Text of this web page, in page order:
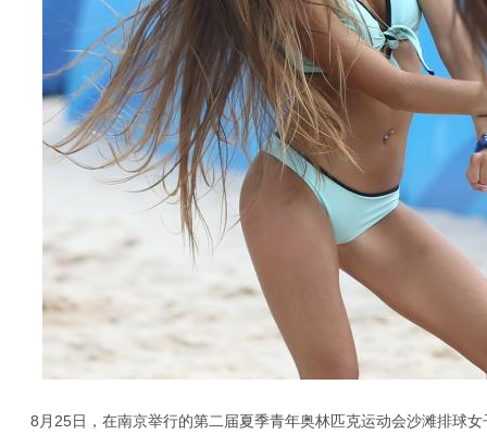
8月25日，在南京举行的第二届夏季青年奥林匹克运动会沙滩排球